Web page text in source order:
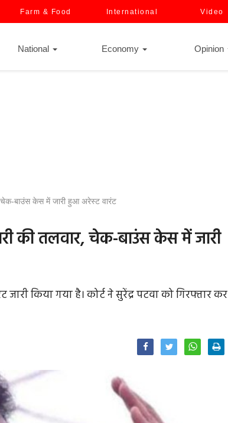
Farm & Food International Video
National Economy Opinion
चेक-बाउंस केस में जारी हुआ अरेस्ट वारंट
की तलवार, चेक-बाउंस केस में जारी
किया गया है। कोर्ट ने सुरेंद्र पटवा को गिरफ्तार कर